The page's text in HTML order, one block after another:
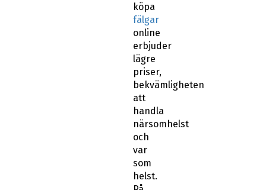
köpa
fälgar
online
erbjuder
lägre
priser,
bekvämligheten
att
handla
närsomhelst
och
var
som
helst.